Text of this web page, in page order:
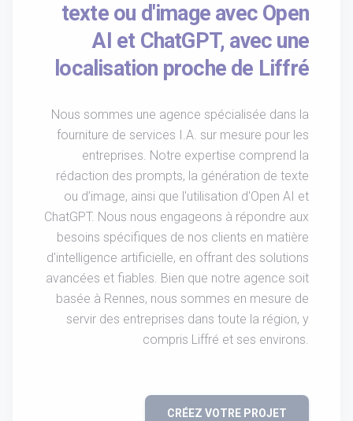
texte ou d'image avec Open
AI et ChatGPT, avec une
localisation proche de Liffré
Nous sommes une agence spécialisée dans la
fourniture de services I.A. sur mesure pour les
entreprises. Notre expertise comprend la
rédaction des prompts, la génération de texte
ou d’image, ainsi que l'utilisation d'Open AI et
ChatGPT. Nous nous engageons à répondre aux
besoins spécifiques de nos clients en matière
d'intelligence artificielle, en offrant des solutions
avancées et fiables. Bien que notre agence soit
basée à Rennes, nous sommes en mesure de
servir des entreprises dans toute la région, y
compris Liffré et ses environs.
CRÉEZ VOTRE PROJET